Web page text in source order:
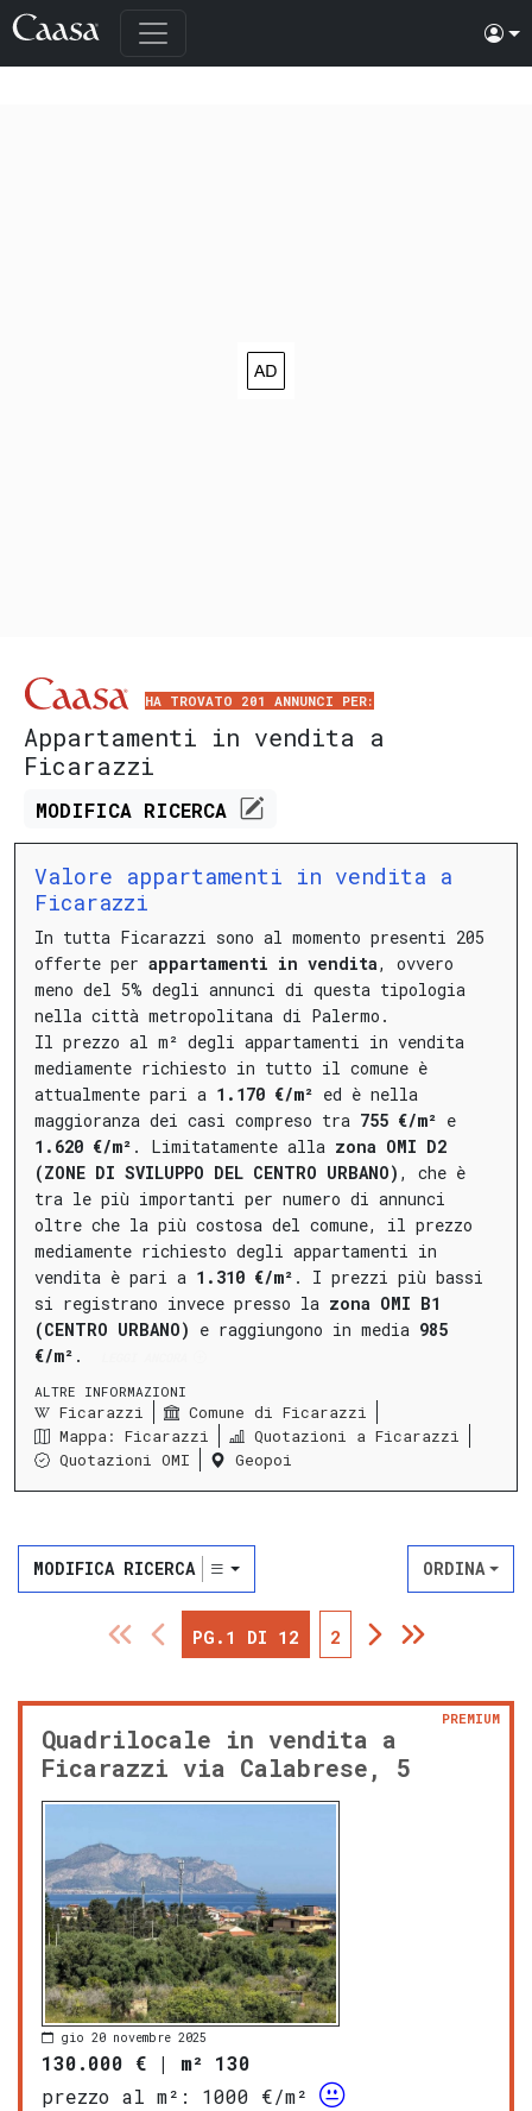
HA TROVATO 201 ANNUNCI PER:
Appartamenti in vendita a
Ficarazzi
MODIFICA RICERCA
Valore appartamenti in vendita a
Ficarazzi
In tutta Ficarazzi sono al momento presenti 205
offerte per appartamenti in vendita, ovvero
meno del 5% degli annunci di questa tipologia
nella città metropolitana di Palermo.
Il prezzo al m² degli appartamenti in vendita
mediamente richiesto in tutto il comune è
attualmente pari a 1.170 €/m² ed è nella
maggioranza dei casi compreso tra 755 €/m² e
1.620 €/m² . Limitatamente alla zona OMI D2
(ZONE DI SVILUPPO DEL CENTRO URBANO) , che è
tra le più importanti per numero di annunci
oltre che la più costosa del comune, il prezzo
mediamente richiesto degli appartamenti in
vendita è pari a 1.310 €/m² . I prezzi più bassi
si registrano invece presso la zona OMI B1
(CENTRO URBANO) e raggiungono in media 985
€/m² .
ALTRE INFORMAZIONI
Ficarazzi
Comune di Ficarazzi
Mappa: Ficarazzi
Quotazioni a Ficarazzi
Quotazioni OMI
Geopoi
MODIFICA RICERCA ORDINA
PG.1 DI 12 2
Quadrilocale in vendita a
Ficarazzi via Calabrese, 5
PREMIUM
gio 20 novembre 2025
130.000 € | m² 130
prezzo al m²:
1000 €/m²